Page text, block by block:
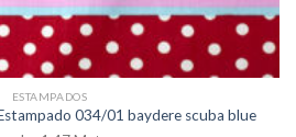
ESTAMPADOS
034/01 baydere scuba blue